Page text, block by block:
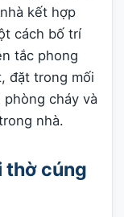
kết hợp
cách bố trí
tắc phong
đặt trong mối
cháy và
nhà.
thờ cúng